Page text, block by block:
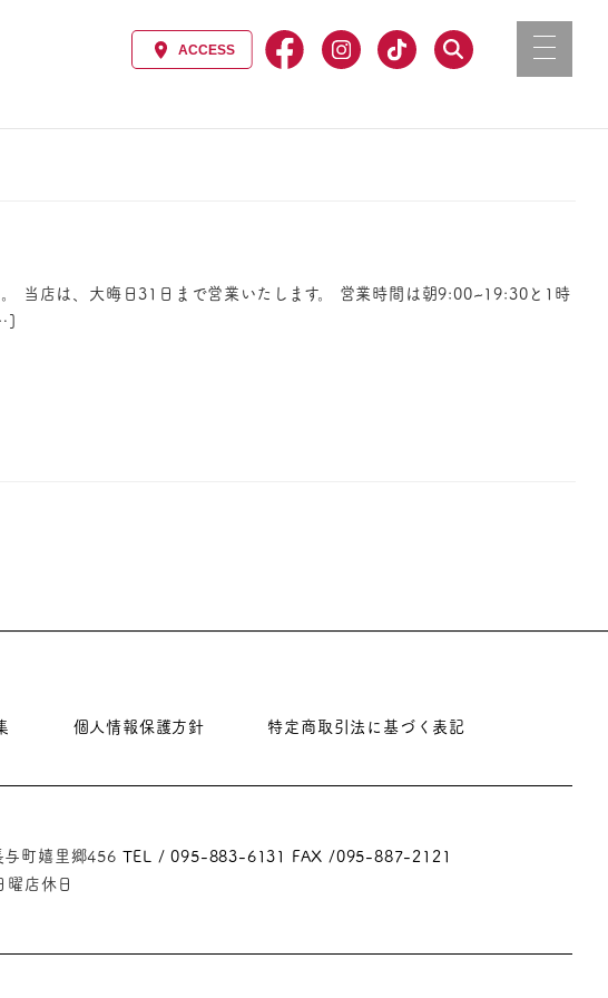
当店は、大晦日31日まで営業いたします。 営業時間は朝9:00~19:30と1時
個人情報保護方針 特定商取引法に基づく表記
町嬉里郷456 TEL / 095-883-6131 FAX /095-887-2121
店休日